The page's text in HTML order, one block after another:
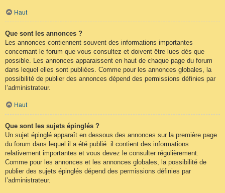
Haut
Que sont les annonces ?
Les annonces contiennent souvent des informations importantes
concernant le forum que vous consultez et doivent être lues dès que
possible. Les annonces apparaissent en haut de chaque page du forum
dans lequel elles sont publiées. Comme pour les annonces globales, la
possibilité de publier des annonces dépend des permissions définies par
l’administrateur.
Haut
Que sont les sujets épinglés ?
Un sujet épinglé apparaît en dessous des annonces sur la première page
du forum dans lequel il a été publié. il contient des informations
relativement importantes et vous devez le consulter régulièrement.
Comme pour les annonces et les annonces globales, la possibilité de
publier des sujets épinglés dépend des permissions définies par
l’administrateur.